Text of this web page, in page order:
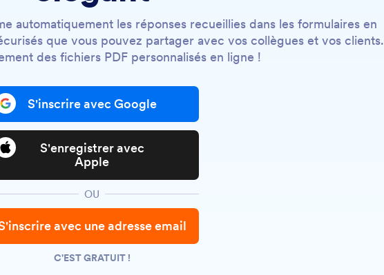
automatiquement les réponses recueillies dans les formulaires en
que vous pouvez partager avec vos collègues et vos clients.
des fichiers PDF personnalisés en ligne !
S'inscrire avec Google
S'enregistrer avec
Apple
OU
avec une adresse email
C'EST GRATUIT !